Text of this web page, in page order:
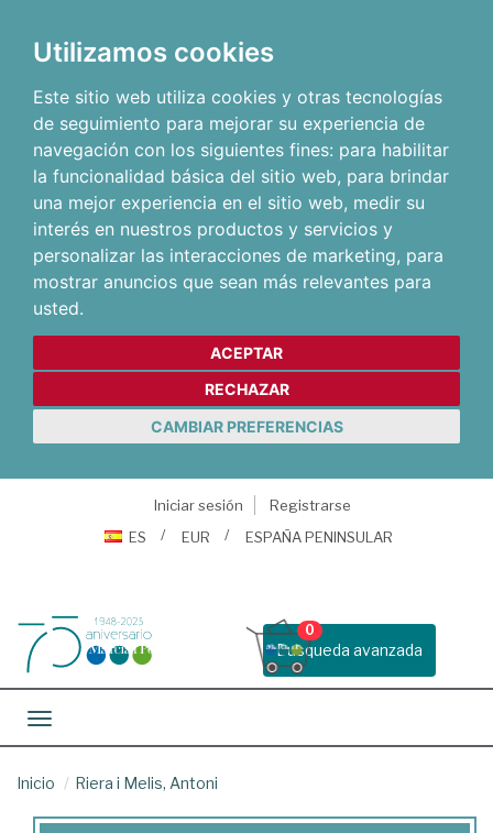
Utilizamos cookies
Este sitio web utiliza cookies y otras tecnologías
de seguimiento para mejorar su experiencia de
navegación con los siguientes fines: para habilitar
la funcionalidad básica del sitio web, para brindar
una mejor experiencia en el sitio web, medir su
interés en nuestros productos y servicios y
personalizar las interacciones de marketing, para
mostrar anuncios que sean más relevantes para
usted.
ACEPTAR
RECHAZAR
CAMBIAR PREFERENCIAS
Iniciar sesión
Registrarse
ES
EUR ESPAÑA PENINSULAR
Busqueda avanzada
0
Toggle navigation
Inicio Riera i Melis, Antoni